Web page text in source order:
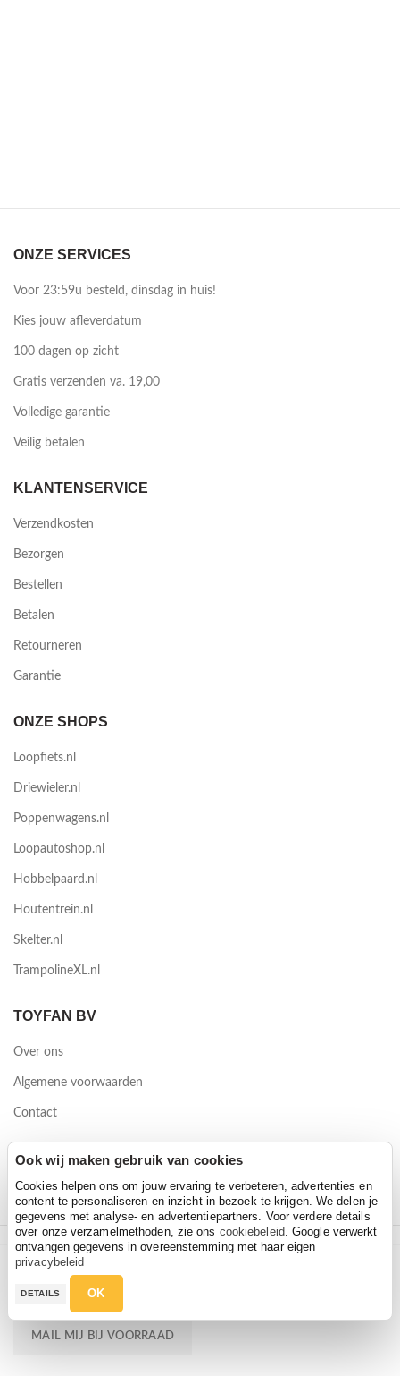
Disney Trolley rugzak 3D Cars 3 Piston Cup
€24,95
Disney Trolley rugzak 3D Cars 3 Piston Cup
MAIL MIJ BIJ VOORRAAD
ONZE SERVICES
Voor 23:59u besteld, dinsdag in huis!
Kies jouw afleverdatum
100 dagen op zicht
Gratis verzenden va. 19,00
Volledige garantie
Veilig betalen
KLANTENSERVICE
Verzendkosten
Bezorgen
Bestellen
Betalen
Retourneren
Garantie
ONZE SHOPS
Loopfiets.nl
Driewieler.nl
Poppenwagens.nl
Loopautoshop.nl
Hobbelpaard.nl
Houtentrein.nl
Skelter.nl
TrampolineXL.nl
TOYFAN BV
Over ons
Algemene voorwaarden
Contact
Ook wij maken gebruik van cookies
Cookies helpen ons om jouw ervaring te verbeteren, advertenties en
content te personaliseren en inzicht in bezoek te krijgen. We delen je
gegevens met analyse- en advertentiepartners. Voor verdere details
over onze verzamelmethoden, zie ons cookiebeleid. Google verwerkt
ontvangen gegevens in overeenstemming met haar eigen
privacybeleid
DETAILS OK